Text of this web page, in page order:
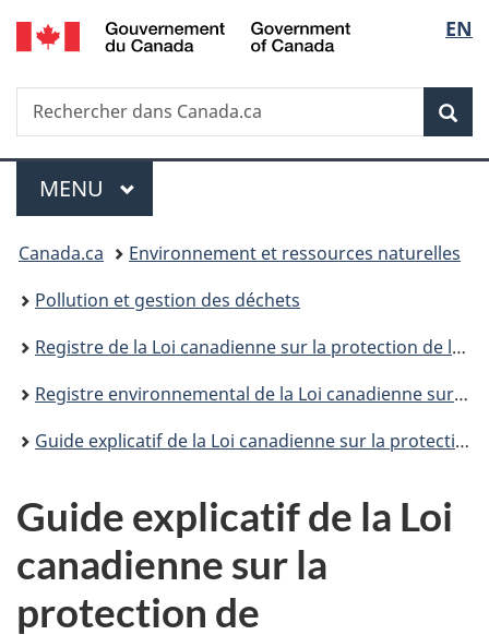
Passer
au
principal
Passer
à
Au
du
Passer
à
version
simplifiée
de
la
EN
Recherche
Rechercher
dans
Menu
MENU PRINCIPAL
Vous
êtes
ici :
Canada.ca
Environnement et ressources naturelles
Pollution et gestion des déchets
Registre de la Loi canadienne sur la protection de l’environnement
Registre environnemental de la Loi canadienne sur la protection de l’environnement : publications
Guide explicatif de la Loi canadienne sur la protection de l'environnement
Guide explicatif de la Loi
canadienne sur la
protection de